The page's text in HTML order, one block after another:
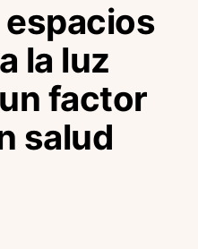
espacios
la luz
factor
salud